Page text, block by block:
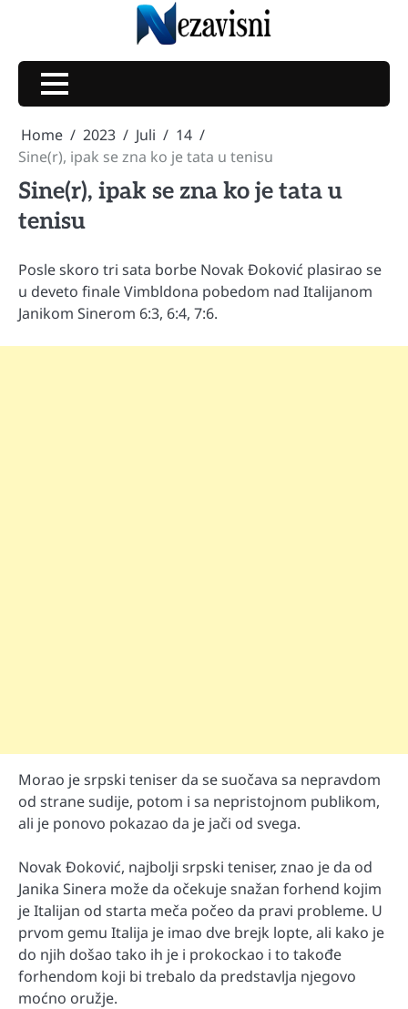
Home 2023 Juli
14
Sine(r), ipak se zna ko je tata u tenisu
Sine(r), ipak se zna ko je tata u
tenisu
Posle skoro tri sata borbe Novak Đoković plasirao se
u deveto finale Vimbldona pobedom nad Italijanom
Janikom Sinerom 6:3, 6:4, 7:6.
Morao je srpski teniser da se suočava sa nepravdom
od strane sudije, potom i sa nepristojnom publikom,
ali je ponovo pokazao da je jači od svega.
Novak Đoković, najbolji srpski teniser, znao je da od
Janika Sinera može da očekuje snažan forhend kojim
je Italijan od starta meča počeo da pravi probleme. U
prvom gemu Italija je imao dve brejk lopte, ali kako je
do njih došao tako ih je i prokockao i to takođe
forhendom koji bi trebalo da predstavlja njegovo
moćno oružje.